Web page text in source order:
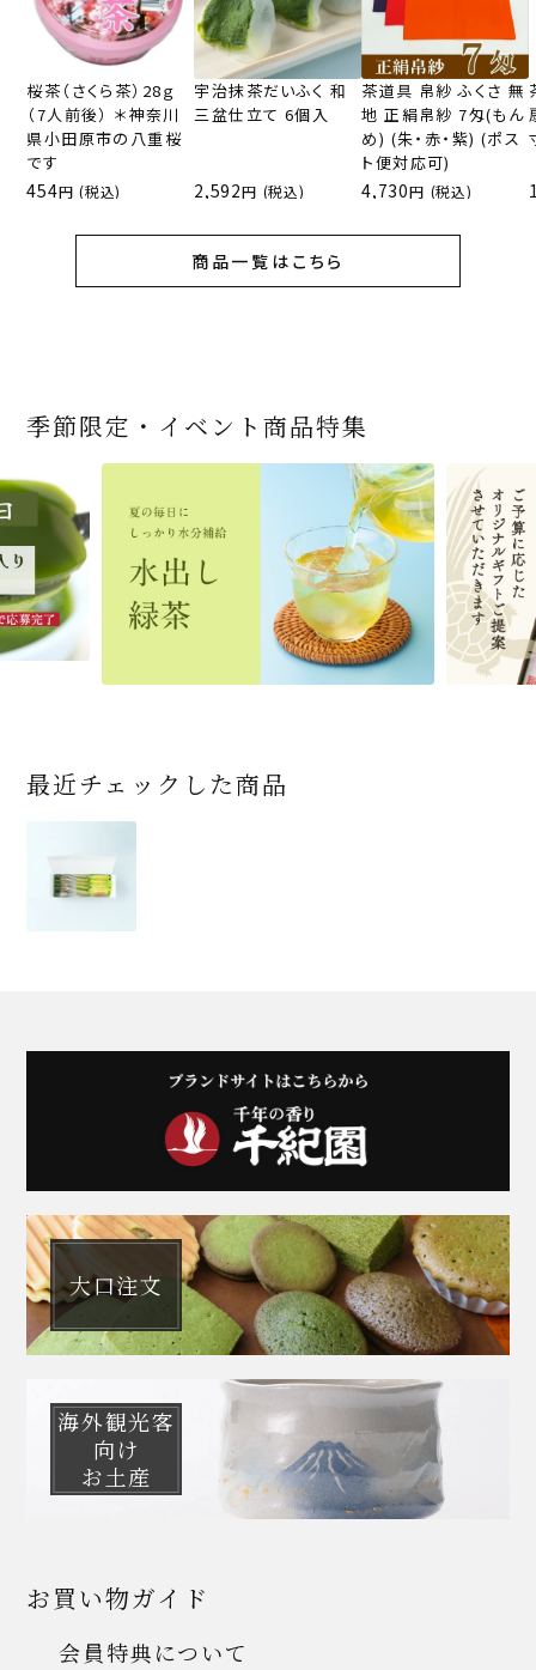
桜茶（さくら茶）28ｇ
（7人前後） ＊神奈川
県小田原市の八重桜
です
454 (税込)
宇治抹茶だいふく 和
三盆仕立て 6個入
2,592 (税込)
茶道具 帛紗 ふくさ 無
地 正絹帛紗 7匁(もん
め) (朱・赤・紫) (ポス
ト便対応可)
4,730 (税込)
商品一覧はこちら
宇治抹茶だいふく 和
三盆仕立て 6個入
2,592 (税込)
お茶屋の京都 宇治抹
1,743 (税込)
宇治抹茶 濃チーズケ
ーキ 『抹茶まる』 1セ
ット6個入
3,240 (税込)
商品一覧はこちら
桜茶（さくら茶）28ｇ
（7人前後） ＊神奈川
県小田原市の八重桜
です
454 (税込)
『釜炒りむぎ茶』 10g
324 (税込)
緑茶ティーパック（セ
ンパックシリーズ） 5g
×50袋
864 (税込)
商品一覧はこちら
宇治抹茶そば3袋・そ
ばつゆ6袋（6人前）セ
ット 化粧箱（カート
ン/ギフトボックス）
3,032 (税込)
【送料込み】宇治抹茶
そば160ｇ×2袋（4人
前）＋特撰そばつゆ4
個（ポスト便）
2,028 (税込)
宇治抹茶そば２袋・そ
ばつゆ４袋（４人前）
竹かごセット
2,278 (税込)
商品一覧はこちら
老舗茶舗の宇治抹茶
かすていらと宇治冠煎
茶の詰合せ
4,112 (税込)
宇治抹茶焼き菓子詰
4,511 (税込)
老舗茶舗のひやひやス
イーツセット 3種6個
3,356 (税込)
商品一覧はこちら
茶道具 帛紗 ふくさ 無
地 正絹帛紗 7匁(もん
め) (朱・赤・紫) (ポス
ト便対応可)
4,730 (税込)
茶道具 扇子（せんす）
扇子 利休百首 白竹 6
1,716 (税込)
おとなのお稽古セット
女子用 裏千家 茶道具
16,500 (税込)
商品一覧はこちら
季節限定・イベント商品特集
最近チェックした商品
大口注文
海外観光客
向け
お土産
お買い物ガイド
会員特典について